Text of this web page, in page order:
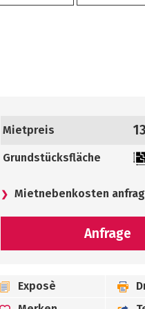
Mietpreis
Grundstücksfläche
Mietnebenkosten
Anfrage
Exposè